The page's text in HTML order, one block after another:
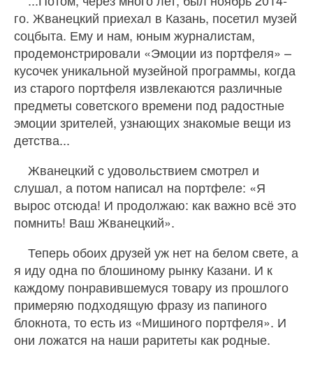
го. Жванецкий приехал в Казань, посетил музей
соцбыта. Ему и нам, юным журналистам,
продемонстрировали «Эмоции из портфеля» –
кусочек уникальной музейной программы, когда
из старого портфеля извлекаются различные
предметы советского времени под радостные
эмоции зрителей, узнающих знакомые вещи из
детства...
Жванецкий с удовольствием смотрел и
слушал, а потом написал на портфеле: «Я
вырос отсюда! И продолжаю: как важно всё это
помнить! Ваш Жванецкий».
Теперь обоих друзей уж нет на белом свете, а
я иду одна по блошиному рынку Казани. И к
каждому понравившемуся товару из прошлого
примеряю подходящую фразу из папиного
блокнота, то есть из «Мишиного портфеля». И
они ложатся на наши раритеты как родные.